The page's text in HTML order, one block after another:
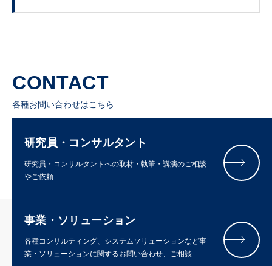
CONTACT
各種お問い合わせはこちら
研究員・コンサルタント
研究員・コンサルタントへの取材・執筆・講演のご相談
やご依頼
事業・ソリューション
各種コンサルティング、システムソリューションなど事
業・ソリューションに関するお問い合わせ、ご相談